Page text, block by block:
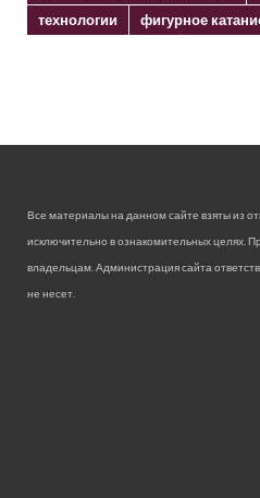
технологии
фигурное
Все материалы на данном сайте взяты из
исключительно в ознакомительных целях.
владельцам. Администрация сайта
не несет.